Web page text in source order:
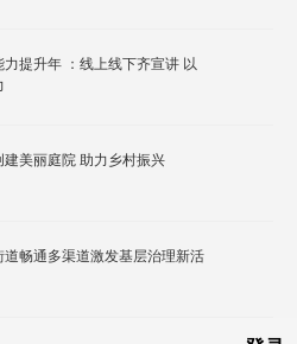
力提升年 ：线上线下齐宣讲 以
建美丽庭院 助力乡村振兴
道畅通多渠道激发基层治理新活